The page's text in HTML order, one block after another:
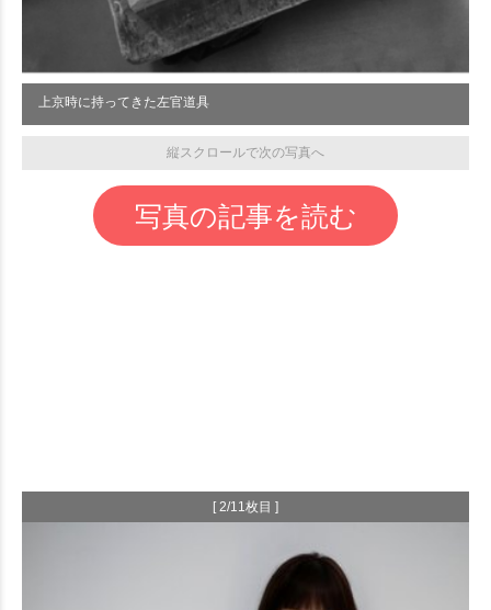
上京時に持ってきた左官道具
縦スクロールで次の写真へ
写真の記事を読む
[ 2/11枚目 ]